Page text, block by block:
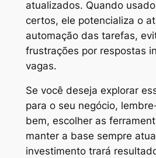
atualizados. Quando
certos, ele potencializa o
automação das tarefas,
frustrações por respostas
vagas.
Se você deseja explorar
para o seu negócio,
bem, escolher as
manter a base sempre
investimento trará